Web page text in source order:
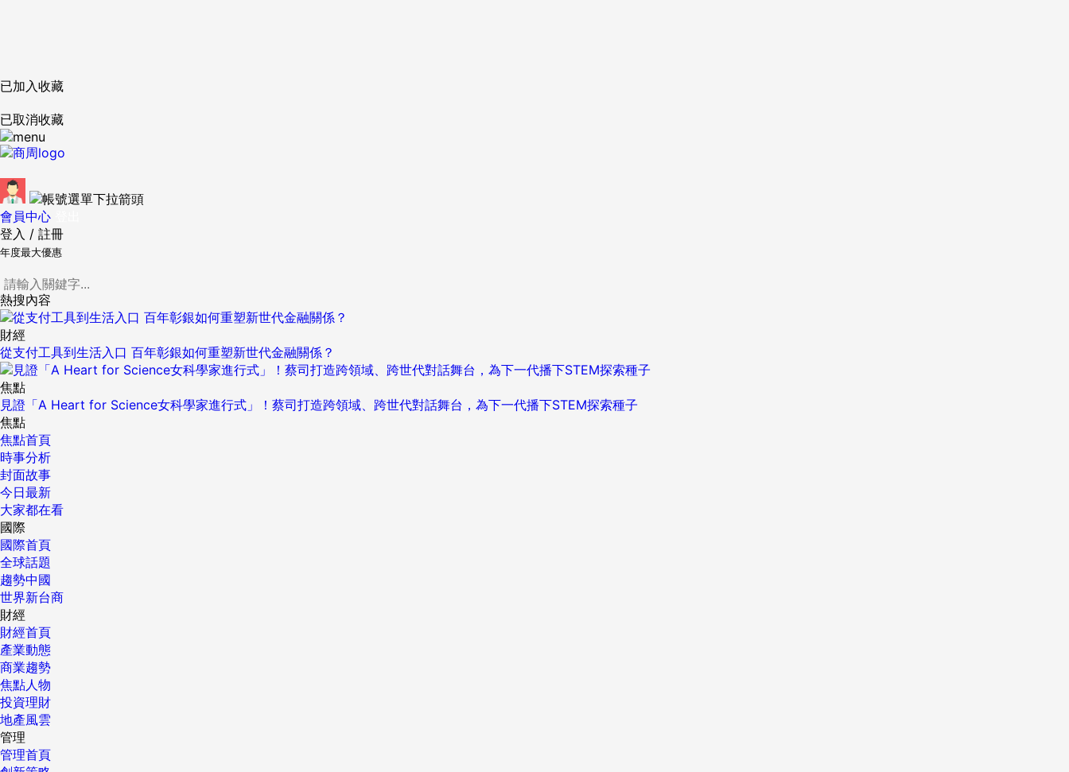
已加入收藏
已取消收藏
會員中心
登入 / 註冊
年度最大優惠
熱搜內容
財經
從支付工具到生活入口 百年彰銀如何重塑新世代金融關係？
焦點
見證「A Heart for Science女科學家進行式」！蔡司打造跨領域、跨世代對話舞台，為下一代播下STEM探索種子
焦點
焦點首頁
時事分析
封面故事
今日最新
大家都在看
國際
國際首頁
全球話題
趨勢中國
世界新台商
財經
財經首頁
產業動態
商業趨勢
焦點人物
投資理財
地產風雲
管理
管理首頁